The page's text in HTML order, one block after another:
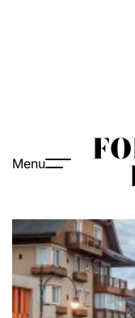
Menu